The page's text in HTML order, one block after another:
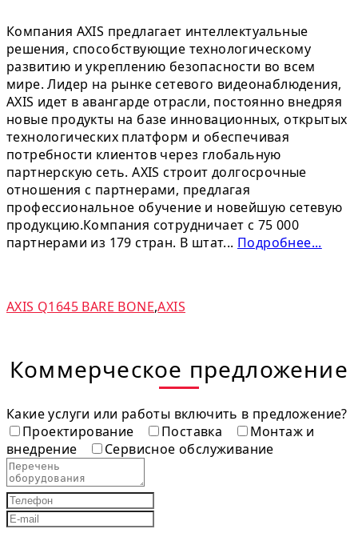
Компания AXIS предлагает интеллектуальные
решения, способствующие технологическому
развитию и укреплению безопасности во всем
мире. Лидер на рынке сетевого видеонаблюдения,
AXIS идет в авангарде отрасли, постоянно внедряя
новые продукты на базе инновационных, открытых
технологических платформ и обеспечивая
потребности клиентов через глобальную
партнерскую сеть. AXIS строит долгосрочные
отношения с партнерами, предлагая
профессиональное обучение и новейшую сетевую
продукцию.Компания сотрудничает с 75 000
партнерами из 179 стран. В штат... Подробнее...
AXIS Q1645 BARE BONE,AXIS
Коммерческое предложение
Какие услуги или работы включить в предложение?
Проектирование
Поставка
Монтаж и
внедрение
Сервисное обслуживание